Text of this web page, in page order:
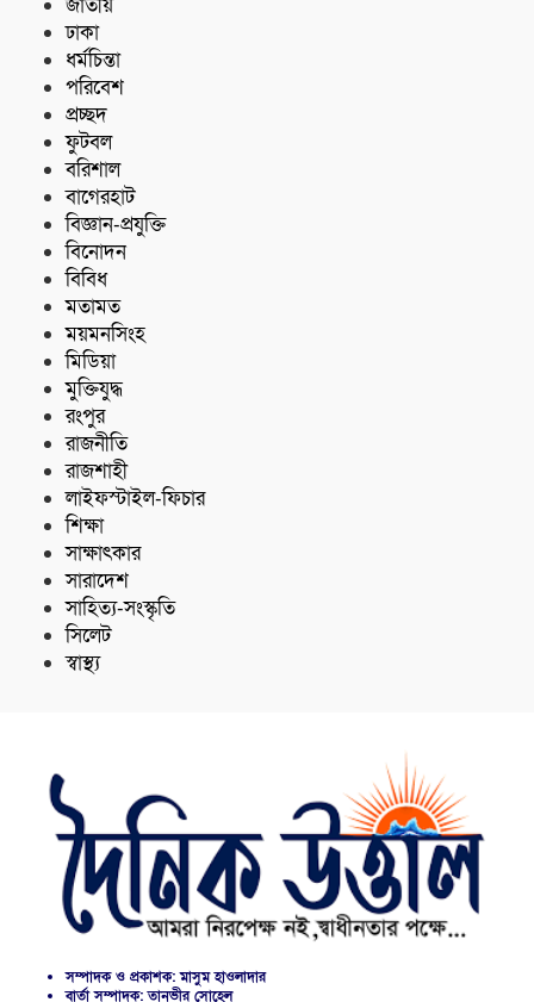
ঢাকা
ধর্মচিন্তা
পরিবেশ
প্রচ্ছদ
ফুটবল
বরিশাল
বাগেরহাট
বিজ্ঞান-প্রযুক্তি
বিনোদন
বিবিধ
মতামত
ময়মনসিংহ
মিডিয়া
মুক্তিযুদ্ধ
রংপুর
রাজনীতি
রাজশাহী
লাইফস্টাইল-ফিচার
শিক্ষা
সাক্ষাৎকার
সারাদেশ
সাহিত্য-সংস্কৃতি
সিলেট
স্বাস্থ্য
সম্পাদক ও প্রকাশক: মাসুম হাওলাদার
বার্তা সম্পাদক: তানভীর সোহেল